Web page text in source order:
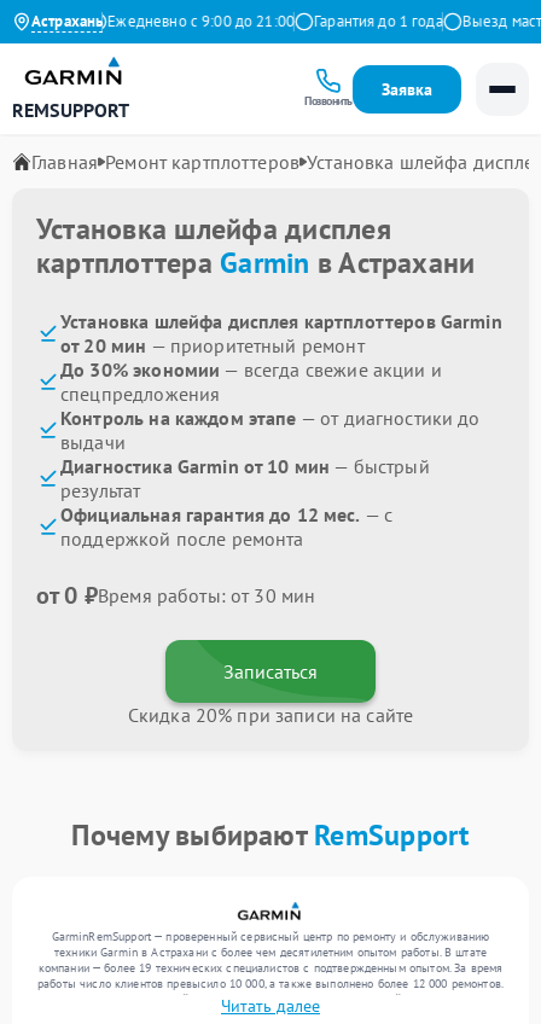
Астрахань
Яндекс Ежедневно с 9:00 до 21:00 Гарантия до 1 года Выезд
REMSUPPORT Позвонить
Заявка
Главная Ремонт картплоттеров Установка шлейфа
Установка шлейфа дисплея
картплоттера Garmin в Астрахани
Установка шлейфа дисплея картплоттеров Garmin
от 20 мин — приоритетный ремонт
До 30% экономии — всегда свежие акции и
спецпредложения
Контроль на каждом этапе — от диагностики до
выдачи
Диагностика Garmin от 10 мин — быстрый
результат
Официальная гарантия до 12 мес. — с
поддержкой после ремонта
от 0 ₽Время работы: от 30 мин
Записаться
Скидка 20% при записи на сайте
Почему выбираютRemSupport
GarminRemSupport — проверенный сервисный центр по ремонту и обслуживанию
техники Garmin в Астрахани с более чем десятилетним опытом работы. В штате
компании — более 19 технических специалистов с подтвержденным опытом. За время
работы число клиентов превысило 10 000, а также выполнено более 12 000 ремонтов.
Ежемесячно в сервисный центр поступает более 300 обращений, включая , , . Мы
выполняем ремонт различного уровня сложности и обеспечиваем надежный
Читать далее